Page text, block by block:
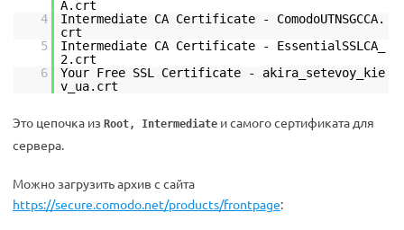
A.crt
4
Intermediate CA Certificate - ComodoUTNSGCCA.
crt
5
Intermediate CA Certificate - EssentialSSLCA_
2.crt
6
Your Free SSL Certificate - akira_setevoy_kie
v_ua.crt
Это цепочка из Root, Intermediate и самого сертификата для
сервера.
Можно загрузить архив с сайта
https://secure.comodo.net/products/frontpage: